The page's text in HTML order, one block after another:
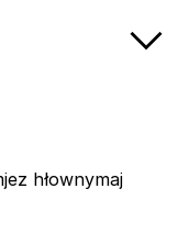
hłownymaj